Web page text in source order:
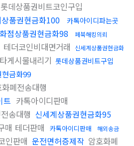
롯데상품권비트코인구입
품권현금화100 카톡아이디파는곳
점상품권현금화98
페북해킹의뢰
테더코인비대면거래
신세계상품권현금화
게시물내리기 롯데상품권비트구입
금화99
폐전송대행
트 카톡아이디판매
송대행 신세계상품권현금화95
매 테더판매 카톡아이디판매
해외송금
인판매 운전면허증제작 암호화폐